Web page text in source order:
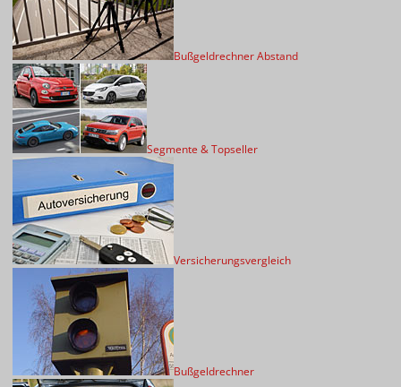
Bußgeldrechner Abstand
Segmente & Topseller
Versicherungsvergleich
Bußgeldrechner